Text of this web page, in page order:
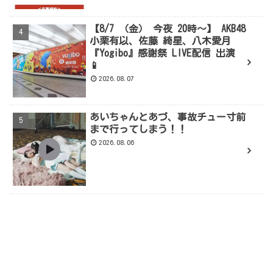
【8/7 （金） 今夜 20時～】 AKB48
小栗有以、佐藤 綺星、八木愛月
『Yogibo』感謝祭 LIVE配信 出演
📱
2026.08.07
あいちゃんとあづ、事故チュー寸前
まで行ってしまう！！
2026.08.06